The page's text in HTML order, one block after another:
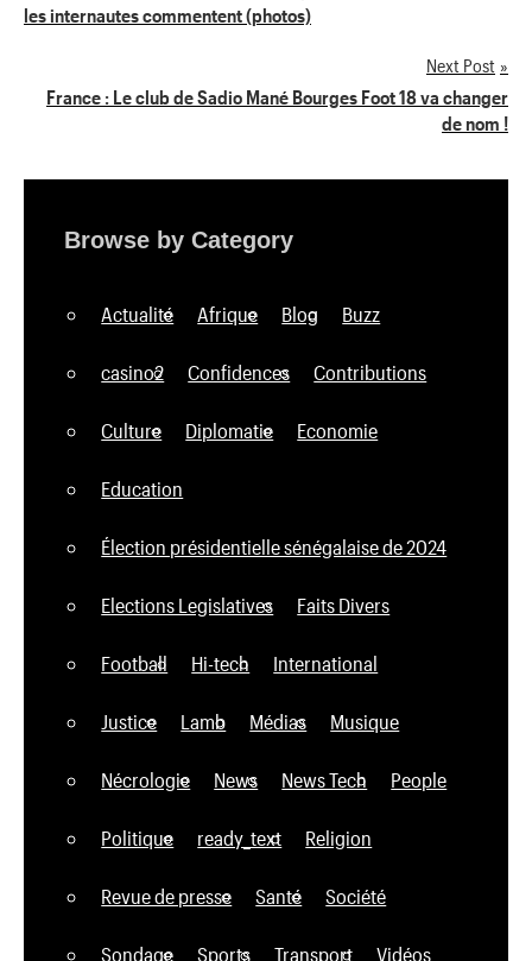
de
les internautes commentent (photos)
Next Post
France : Le club de Sadio Mané Bourges Foot 18 va changer
de nom !
Browse by Category
Actualité Afrique Blog Buzz
casino2 Confidences Contributions
Culture Diplomatie Economie
Education
Élection présidentielle sénégalaise de 2024
Elections Legislatives Faits Divers
Football Hi-tech International
Justice Lamb Médias Musique
Nécrologie News News Tech People
Politique ready_text Religion
Revue de presse Santé Société
Sondage Sports Transport Vidéos